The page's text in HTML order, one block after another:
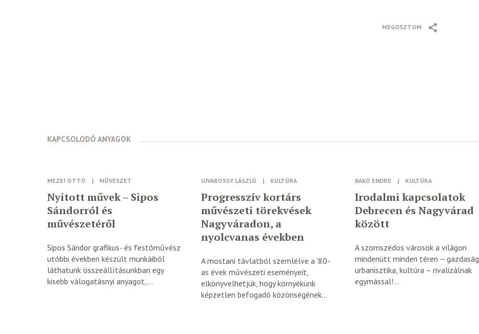
MEGOSZTOM
KAPCSOLODÓ ANYAGOK
MEZEI OTTÓ | MŰVÉSZET
Nyitott művek – Sipos
Sándorról és
művészetéről
Sipos Sándor grafikus- és festőművész
utóbbi években készült munkáiból
láthatunk összeállításunkban egy
kisebb válogatásnyi anyagot,...
UJVÁROSSY LÁSZLÓ | KULTÚRA
Progresszív kortárs
művészeti törekvések
Nagyváradon, a
nyolcvanas években
A mostani távlatból szemlélve a ’80-
as évek művészeti eseményeit,
elkönyvelhetjük, hogy környékünk
képzetlen befogadó közönségének...
BAKÓ ENDRE | KULTÚRA
Irodalmi kapcsolatok
Debrecen és Nagyvárad
között
A szomszédos városok a világon
mindenütt minden téren – gazdaság,
urbanisztika, kultúra – rivalizálnak
egymással!...